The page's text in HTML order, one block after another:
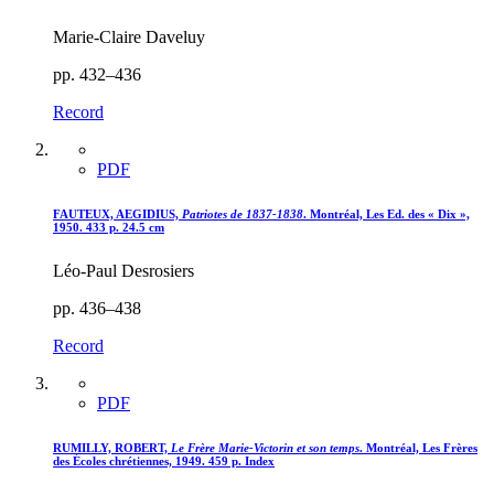
Marie-Claire Daveluy
pp. 432–436
Record
PDF
FAUTEUX, AEGIDIUS, Patriotes de 1837-1838. Montréal, Les Ed. des « Dix »,
1950. 433 p. 24.5 cm
Léo-Paul Desrosiers
pp. 436–438
Record
PDF
RUMILLY, ROBERT, Le Frère Marie-Victorin et son temps. Montréal, Les Frères
des Écoles chrétiennes, 1949. 459 p. Index